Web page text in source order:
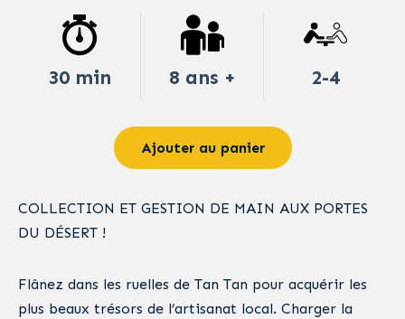
30 min 8 ans + 2-4
Ajouter au panier
COLLECTION ET GESTION DE MAIN AUX PORTES
DU DÉSERT !
Flânez dans les ruelles de Tan Tan pour acquérir les
plus beaux trésors de l’artisanat local. Charger la